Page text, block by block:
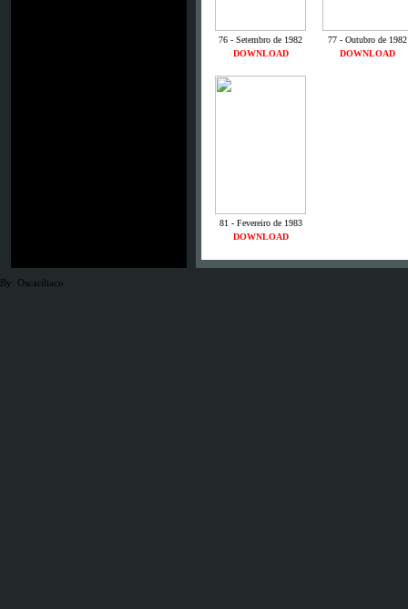
76 - Setembro de 1982
77 - Outubro de 1982
DOWNLOAD
DOWNLOAD
81 - Fevereiro de 1983
DOWNLOAD
By: Oscardiaco